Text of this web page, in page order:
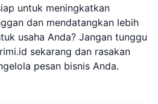
untuk meningkatkan
dan mendatangkan lebih
usaha Anda? Jangan tunggu
sekarang dan rasakan
pesan bisnis Anda.